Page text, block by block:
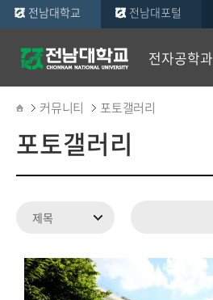
전남대학교 전남대포털
전자공학과
커뮤니티 포토갤러리
포토갤러리